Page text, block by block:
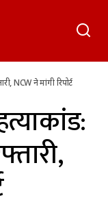
NCW ने मांगी रिपोर्ट